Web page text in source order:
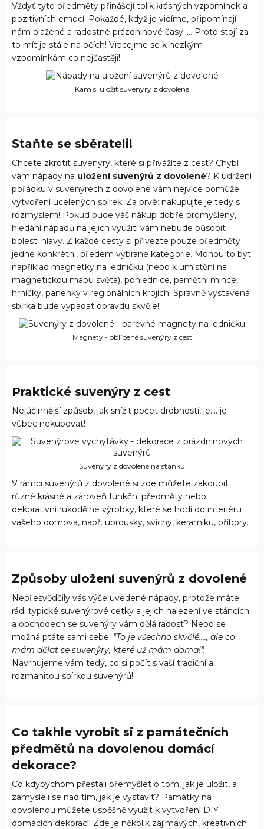
Vždyť tyto předměty přinášejí tolik krásných vzpomínek a
pozitivních emocí. Pokaždé, když je vidíme, připomínají
nám blažené a radostné prázdninové časy..... Proto stojí za
to mít je stále na očích! Vracejme se k hezkým
vzpomínkám co nejčastěji!
Kam si uložit suvenýry z dovolené
Staňte se sběrateli!
Chcete zkrotit suvenýry, které si přivážíte z cest? Chybí
vám nápady na uložení suvenýrů z dovolené? K udržení
pořádku v suvenýrech z dovolené vám nejvíce pomůže
vytvoření ucelených sbírek. Za prvé: nakupujte je tedy s
rozmyslem! Pokud bude váš nákup dobře promyšlený,
hledání nápadů na jejich využití vám nebude působit
bolesti hlavy. Z každé cesty si přivezte pouze předměty
jedné konkrétní, předem vybrané kategorie. Mohou to být
například magnetky na ledničku (nebo k umístění na
magnetickou mapu světa), pohlednice, pamětní mince,
hrníčky, panenky v regionálních krojích. Správně vystavená
sbírka bude vypadat opravdu skvěle!
Magnety - oblíbené suvenýry z cest
Praktické suvenýry z cest
Nejúčinnější způsob, jak snížit počet drobností, je.... je
vůbec nekupovat!
Suvenýry z dovolené na stánku
V rámci suvenýrů z dovolené si zde můžete zakoupit
různé krásné a zároveň funkční předměty nebo
dekorativní rukodělné výrobky, které se hodí do interiéru
vašeho domova, např. ubrousky, svícny, keramiku, příbory.
Způsoby uložení suvenýrů z dovolené
Nepřesvědčily vás výše uvedené nápady, protože máte
rádi typické suvenýrové cetky a jejich nalezení ve stáncích
a obchodech se suvenýry vám dělá radost? Nebo se
možná ptáte sami sebe: "To je všechno skvělé...., ale co
mám dělat se suvenýry, které už mám doma!".
Navrhujeme vám tedy, co si počít s vaší tradiční a
rozmanitou sbírkou suvenýrů!
Co takhle vyrobit si z památečních
předmětů na dovolenou domácí
dekorace?
Co kdybychom přestali přemýšlet o tom, jak je uložit, a
zamysleli se nad tím, jak je vystavit? Památky na
dovolenou můžete úspěšně využít k vytvoření DIY
domácích dekorací! Zde je několik zajímavých, kreativních